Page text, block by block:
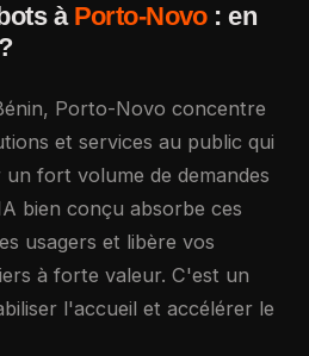
àPorto-Novo: en
Porto-Novo concentre
et services au public qui
fort volume de demandes
bien conçu absorbe ces
usagers et libère vos
à forte valeur. C'est un
l'accueil et accélérer le